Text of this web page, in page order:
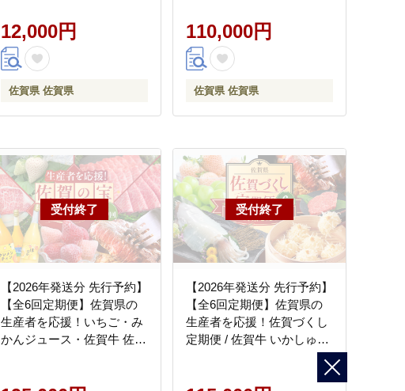
12,000円
佐賀県 佐賀県
110,000円
佐賀県 佐賀県
【2026年発送分 先行予約】
【全6回定期便】佐賀県の
生産者を応援！いちご・み
かんジュース・佐賀牛 佐賀
【2026年発送分 先行予約】
【全6回定期便】佐賀県の
生産者を応援！佐賀づくし
定期便 / 佐賀牛 いかしゅう
まい シャインマスカット
米 いちご ハンバーグ いか /